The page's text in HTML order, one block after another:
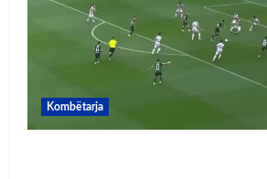
Kombëtarja